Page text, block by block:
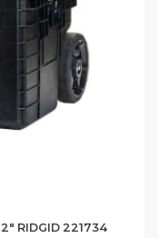
RIDGID 221734